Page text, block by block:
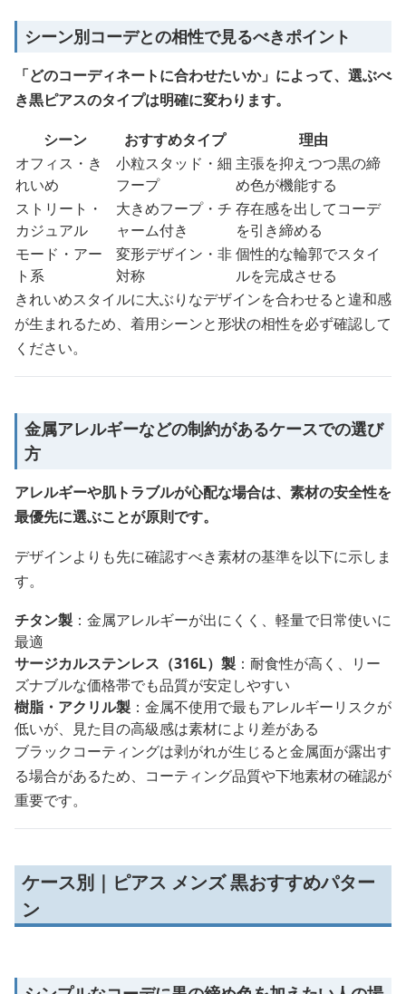
シーン別コーデとの相性で見るべきポイント
「どのコーディネートに合わせたいか」によって、選ぶべ
き黒ピアスのタイプは明確に変わります。
シーン
おすすめタイプ
理由
オフィス・き
れいめ
小粒スタッド・細
フープ
主張を抑えつつ黒の締
め色が機能する
ストリート・
カジュアル
大きめフープ・チ
ャーム付き
存在感を出してコーデ
を引き締める
モード・アー
ト系
変形デザイン・非
対称
個性的な輪郭でスタイ
ルを完成させる
きれいめスタイルに大ぶりなデザインを合わせると違和感
が生まれるため、着用シーンと形状の相性を必ず確認して
ください。
金属アレルギーなどの制約があるケースでの選び
方
アレルギーや肌トラブルが心配な場合は、素材の安全性を
最優先に選ぶことが原則です。
デザインよりも先に確認すべき素材の基準を以下に示しま
す。
チタン製 ：金属アレルギーが出にくく、軽量で日常使いに
最適
サージカルステンレス（316L）製 ：耐食性が高く、リー
ズナブルな価格帯でも品質が安定しやすい
樹脂・アクリル製 ：金属不使用で最もアレルギーリスクが
低いが、見た目の高級感は素材により差がある
ブラックコーティングは剥がれが生じると金属面が露出す
る場合があるため、コーティング品質や下地素材の確認が
重要です。
ケース別｜ピアス メンズ 黒おすすめパター
ン